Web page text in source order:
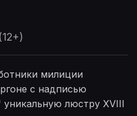
милиции
с надписью
люстру XVIII